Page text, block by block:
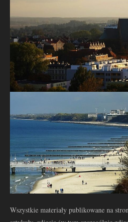
Wszystkie materiały publikowane na